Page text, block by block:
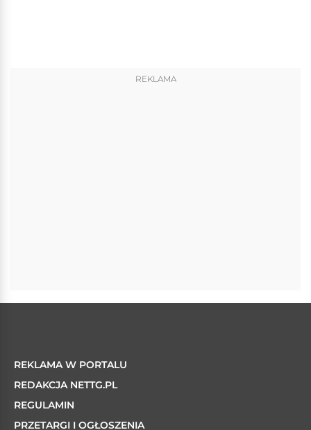
REKLAMA
REKLAMA W PORTALU
REDAKCJA NETTG.PL
REGULAMIN
PRZETARGI I OGŁOSZENIA